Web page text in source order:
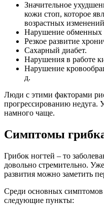
Значительное
кожи стоп, которое
возрастных
Нарушение обменных
Резкое развитие
Сахарный диабет.
Нарушения в работе
Нарушение
д.
Люди с этими факторами
прогрессированию недуга.
намного чаще.
Симптомы
Грибок ногтей – то
довольно стремительно.
развития можно заметить
Среди основных симптомов
следующие пункты: